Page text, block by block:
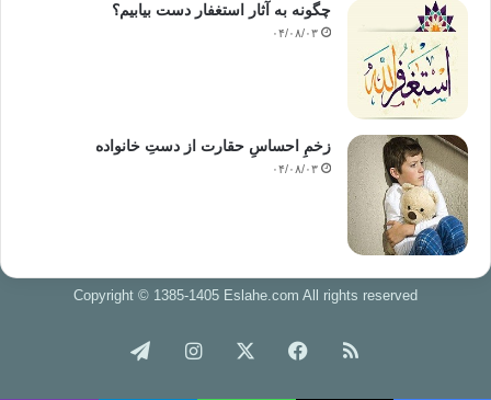
چگونه به آثار استغفار دست بیابیم؟
۰۴/۰۸/۰۳
زخمِ احساسِ حقارت از دستِ خانواده
۰۴/۰۸/۰۳
Copyright © 1385-1405 Eslahe.com All rights reserved
خوراک فیس اینستاگرام